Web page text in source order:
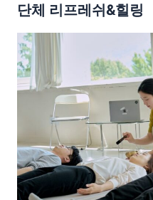
단체 리프레쉬&힐링